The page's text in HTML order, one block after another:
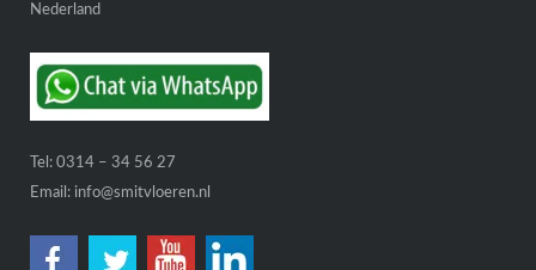
Nederland
Tel: 0314 – 34 56 27
Email: info@smitvloeren.nl